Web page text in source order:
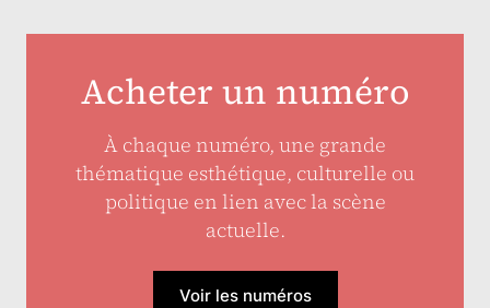
Acheter un numéro
À chaque numéro, une grande
thématique esthétique, culturelle ou
politique en lien avec la scène
actuelle.
Voir les numéros